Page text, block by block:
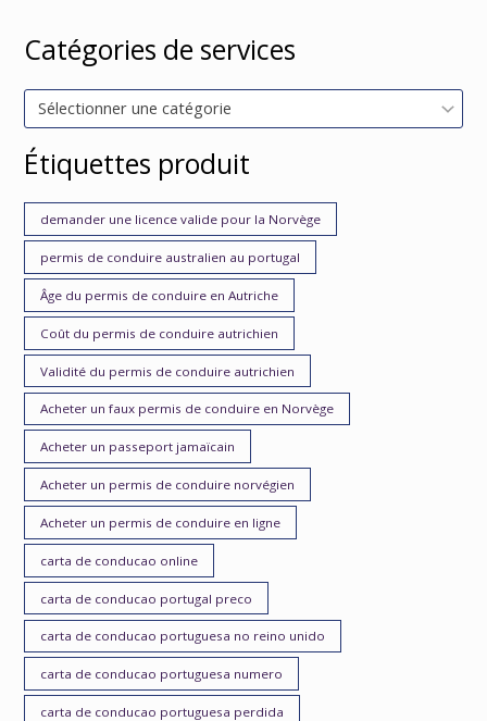
Catégories de services
Sélectionner une catégorie
Étiquettes produit
demander une licence valide pour la Norvège
permis de conduire australien au portugal
Âge du permis de conduire en Autriche
Coût du permis de conduire autrichien
Validité du permis de conduire autrichien
Acheter un faux permis de conduire en Norvège
Acheter un passeport jamaïcain
Acheter un permis de conduire norvégien
Acheter un permis de conduire en ligne
carta de conducao online
carta de conducao portugal preco
carta de conducao portuguesa no reino unido
carta de conducao portuguesa numero
carta de conducao portuguesa perdida